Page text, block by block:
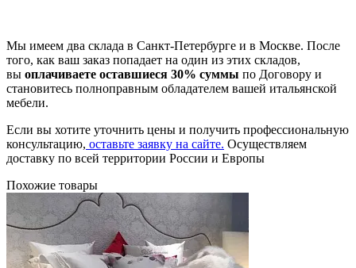
Мы имеем два склада в Санкт-Петербурге и в Москве. После
того, как ваш заказ попадает на один из этих складов,
вы оплачиваете оставшиеся 30% суммы по Договору и
становитесь полноправным обладателем вашей итальянской
мебели.
Если вы хотите уточнить цены и получить профессиональную
консультацию, оставьте заявку на сайте. Осуществляем
доставку по всей территории России и Европы
Похожие товары